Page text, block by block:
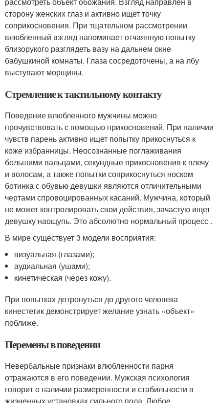
сторону женских глаз и активно ищет точку
соприкосновения. При тщательном рассмотрении
влюбленный взгляд напоминает отчаянную попытку
близорукого разглядеть вазу на дальнем окне
бабушкиной комнаты. Глаза сосредоточены, а на лбу
выступают морщины.
Стремление к тактильному контакту
Поведение влюбленного мужчины можно
прочувствовать с помощью прикосновений. При наличии
чувств парень активно ищет попытку прикоснуться к
коже избранницы. Неосознанные поглаживания
большими пальцами, секундные прикосновения к плечу
и волосам, а также попытки соприкоснуться носком
ботинка с обувью девушки являются отличительными
чертами спровоцированных касаний. Мужчина, который
не может контролировать свои действия, зачастую ищет
девушку наощупь. Это абсолютно нормальный процесс .
В мире существует 3 модели восприятия:
визуальная (глазами);
аудиальная (ушами);
кинетическая (через кожу).
При попытках дотронуться до другого человека
кинестетик демонстрирует желание узнать «объект»
поближе.
Перемены в поведении
Невербальные признаки влюбленности парня
отражаются в его поведении. Мужская психология
говорит о наличии размеренности и стабильности в